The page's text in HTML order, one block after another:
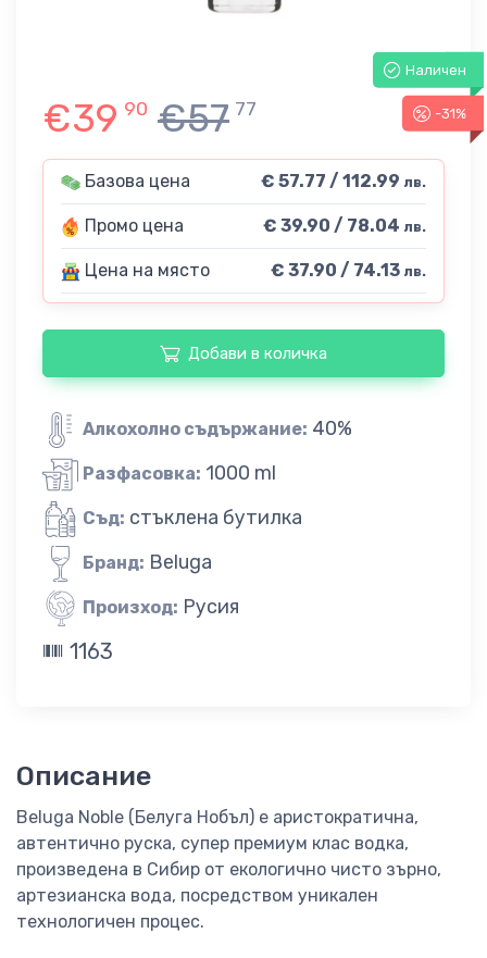
Наличен
-31%
€39 90 €57 77
Базова цена € 57.77 / 112.99 лв.
Промо цена € 39.90 / 78.04 лв.
Цена на място € 37.90 / 74.13 лв.
Добави в количка
Алкохолно съдържание: 40%
Разфасовка: 1000 ml
Съд: стъклена бутилка
Бранд: Beluga
Произход: Русия
1163
Описание
Beluga Noble (Белуга Нобъл) е аристократична,
автентично руска, супер премиум клас водка,
произведена в Сибир от екологично чисто зърно,
артезианска вода, посредством уникален
технологичен процес.